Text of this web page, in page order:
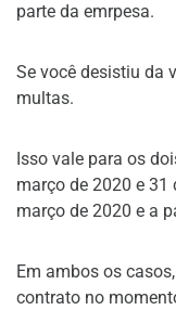
parte da emrpesa.
Se você desistiu da
multas.
Isso vale para os
março de 2020 e 31
março de 2020 e a
Em ambos os
contrato no